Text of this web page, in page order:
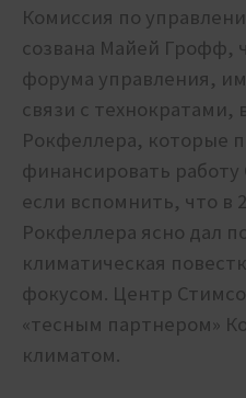
Комиссия по
созвана Майей Грофф,
форума управления,
связи с
Рокфеллера, которые
финансировать работу
если вспомнить, что в
Рокфеллера ясно дал
климатическая
фокусом. Центр
«тесным партнером»
климатом.